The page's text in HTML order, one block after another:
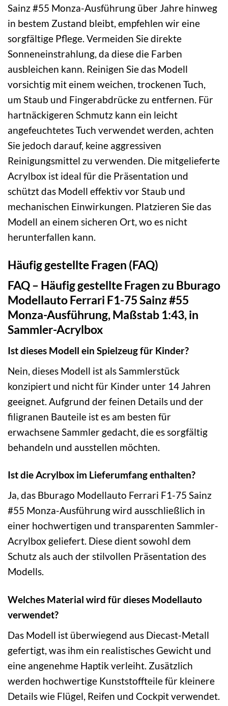
Sainz #55 Monza-Ausführung über Jahre hinweg
in bestem Zustand bleibt, empfehlen wir eine
sorgfältige Pflege. Vermeiden Sie direkte
Sonneneinstrahlung, da diese die Farben
ausbleichen kann. Reinigen Sie das Modell
vorsichtig mit einem weichen, trockenen Tuch,
um Staub und Fingerabdrücke zu entfernen. Für
hartnäckigeren Schmutz kann ein leicht
angefeuchtetes Tuch verwendet werden, achten
Sie jedoch darauf, keine aggressiven
Reinigungsmittel zu verwenden. Die mitgelieferte
Acrylbox ist ideal für die Präsentation und
schützt das Modell effektiv vor Staub und
mechanischen Einwirkungen. Platzieren Sie das
Modell an einem sicheren Ort, wo es nicht
herunterfallen kann.
Häufig gestellte Fragen (FAQ)
FAQ – Häufig gestellte Fragen zu Bburago
Modellauto Ferrari F1-75 Sainz #55
Monza-Ausführung, Maßstab 1:43, in
Sammler-Acrylbox
Ist dieses Modell ein Spielzeug für Kinder?
Nein, dieses Modell ist als Sammlerstück
konzipiert und nicht für Kinder unter 14 Jahren
geeignet. Aufgrund der feinen Details und der
filigranen Bauteile ist es am besten für
erwachsene Sammler gedacht, die es sorgfältig
behandeln und ausstellen möchten.
Ist die Acrylbox im Lieferumfang enthalten?
Ja, das Bburago Modellauto Ferrari F1-75 Sainz
#55 Monza-Ausführung wird ausschließlich in
einer hochwertigen und transparenten Sammler-
Acrylbox geliefert. Diese dient sowohl dem
Schutz als auch der stilvollen Präsentation des
Modells.
Welches Material wird für dieses Modellauto
verwendet?
Das Modell ist überwiegend aus Diecast-Metall
gefertigt, was ihm ein realistisches Gewicht und
eine angenehme Haptik verleiht. Zusätzlich
werden hochwertige Kunststoffteile für kleinere
Details wie Flügel, Reifen und Cockpit verwendet.